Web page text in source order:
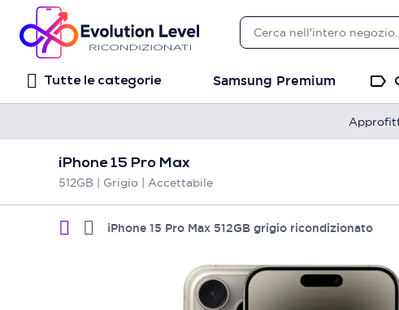
Tutte le categorie Samsung Premium
iPhone 15 Pro Max
512GB | Grigio | Accettabile
iPhone 15 Pro Max 512GB grigio ricondizionato